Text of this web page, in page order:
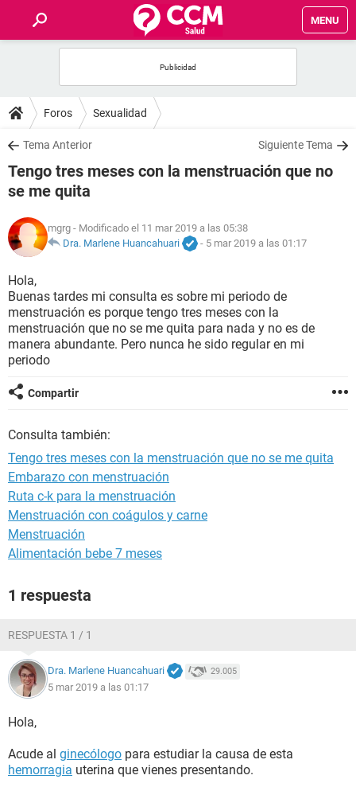
MENU
FOROS
SALUD
FAMILIA
NUTRICIÓN
SEXUALIDAD
GLOSARIO
Foros Sexualidad
Tema Anterior Siguiente Tema
Tengo tres meses con la menstruación que no
se me quita
mgrg - Modificado el 11 mar 2019 a las 05:38
Dra. Marlene Huancahuari
- 5 mar 2019 a las 01:17
Hola,
Buenas tardes mi consulta es sobre mi periodo de
menstruación es porque tengo tres meses con la
menstruación que no se me quita para nada y no es de
manera abundante. Pero nunca he sido regular en mi
periodo
Compartir
Consulta también:
Tengo tres meses con la menstruación que no se me quita
Embarazo con menstruación
Ruta c-k para la menstruación
Menstruación con coágulos y carne
Menstruación
Alimentación bebe 7 meses
1 respuesta
RESPUESTA 1 / 1
Dra. Marlene Huancahuari 29.005
5 mar 2019 a las 01:17
Hola,
Acude al ginecólogo para estudiar la causa de esta
hemorragia uterina que vienes presentando.